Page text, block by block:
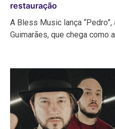
restauração
A Bless Music lança
Guimarães, que chega como